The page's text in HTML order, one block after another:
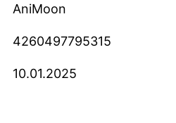
AniMoon
4260497795315
10.01.2025